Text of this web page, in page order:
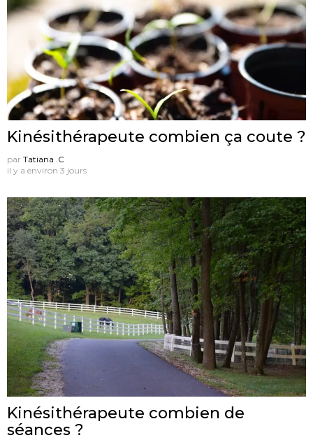
Kinésithérapeute combien ça coute ?
par Tatiana .C
il y a environ 3 jours
Kinésithérapeute combien de
séances ?